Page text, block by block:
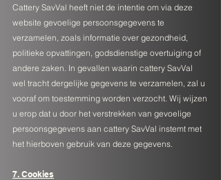
Cattery SavVal heeft niet de intentie om via deze
website gevoelige persoonsgegevens te
verzamelen, zoals informatie over gezondheid,
politieke opvattingen, godsdienstige overtuiging of
andere zaken. In gevallen waarin cattery SavVal
wel tracht dergelijke gegevens te verzamelen, zal u
vooraf om toestemming worden verzocht. Wij wijzen
u erop dat u door het verstrekken van gevoelige
persoonsgegevens aan cattery SavVal instemt met
het hierboven gebruik van deze gegevens.
7. Cookies